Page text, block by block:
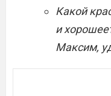
Какой
и
Максим,